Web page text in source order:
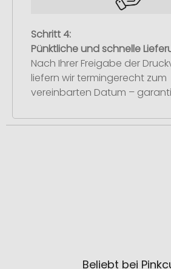
Schritt 4:
Pünktliche und schnelle
Nach Ihrer Freigabe der
liefern wir termingerecht zum
vereinbarten Datum –
Beliebt bei